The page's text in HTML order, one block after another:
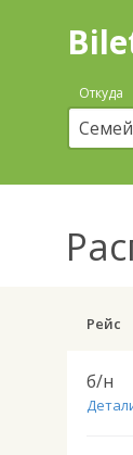
Поиск
Откуда
Рейс
б/н